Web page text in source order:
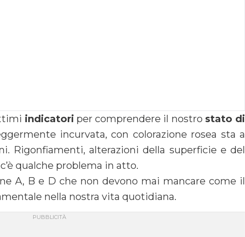
indicatori per comprendere il nostro stato di
incurvata, con colorazione rosea sta a
Rigonfiamenti, alterazioni della superficie e del
qualche problema in atto.
A, B e D che non devono mai mancare come il
nella nostra vita quotidiana.